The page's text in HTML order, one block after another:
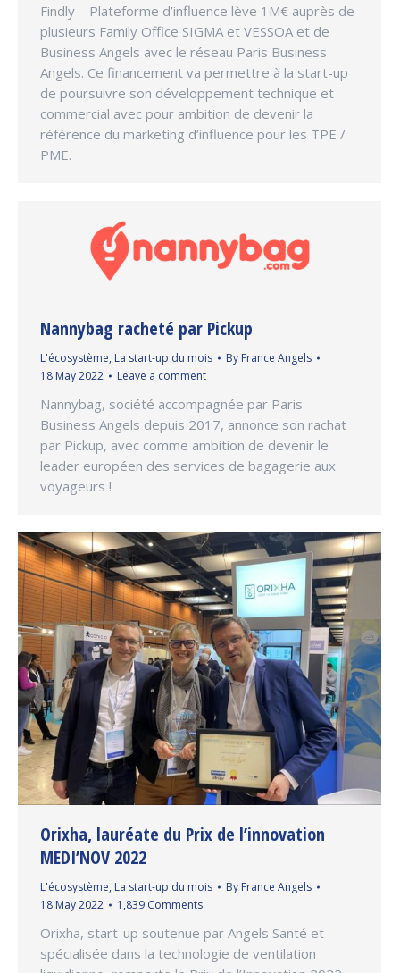
Findly – Plateforme d’influence lève 1M€ auprès de
plusieurs Family Office SIGMA et VESSOA et de
Business Angels avec le réseau Paris Business
Angels. Ce financement va permettre à la start-up
de poursuivre son développement technique et
commercial avec pour ambition de devenir la
référence du marketing d’influence pour les TPE /
PME.
Nannybag racheté par Pickup
L'écosystème, La start-up du mois By France Angels
18 May 2022
Leave a comment
Nannybag, société accompagnée par Paris
Business Angels depuis 2017, annonce son rachat
par Pickup, avec comme ambition de devenir le
leader européen des services de bagagerie aux
voyageurs !
Orixha, lauréate du Prix de l’innovation
MEDI’NOV 2022
L'écosystème, La start-up du mois By France Angels
18 May 2022
1,839 Comments
Orixha, start-up soutenue par Angels Santé et
spécialisée dans la technologie de ventilation